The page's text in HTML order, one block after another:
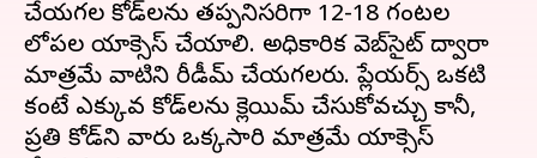
చేయగల కోడ్‌లను తప్పనిసరిగా 12-18 గంటల
లోపల యాక్సెస్ చేయాలి. అధికారిక వెబ్‌సైట్ ద్వారా
మాత్రమే వాటిని రీడీమ్ చేయగలరు. ప్లేయర్స్ ఒకటి
కంటే ఎక్కువ కోడ్‌లను క్లెయిమ్ చేసుకోవచ్చు కానీ,
ప్రతి కోడ్‌ని వారు ఒక్కసారి మాత్రమే యాక్సెస్